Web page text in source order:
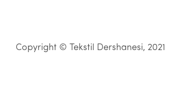
Copyright © Tekstil Dershanesi, 2021